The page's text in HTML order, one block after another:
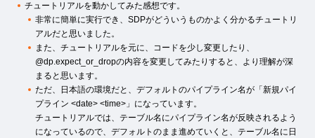
チュートリアルを動かしてみた感想です。
非常に簡単に実行でき、SDPがどういうものかよく分かるチュートリ
アルだと思いました。
また、チュートリアルを元に、コードを少し変更したり、
@dp.expect_or_dropの内容を変更してみたりすると、より理解が深
まると思います。
ただ、日本語の環境だと、デフォルトのパイプライン名が「新規パイ
プライン <date> <time>」になっています。
チュートリアルでは、テーブル名にパイプライン名が反映されるよう
になっているので、デフォルトのまま進めていくと、テーブル名に日